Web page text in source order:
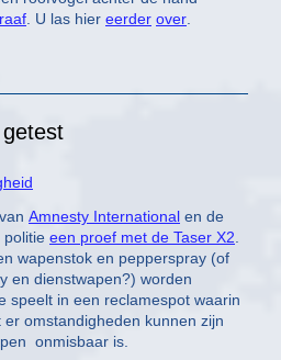
. U las hier eerder over
Amnesty International en de
politie een proef met de Taser X2
wapenstok en pepperspray (of
en dienstwapen?) worden
speelt in een reclamespot waarin
omstandigheden kunnen zijn
onmisbaar is.